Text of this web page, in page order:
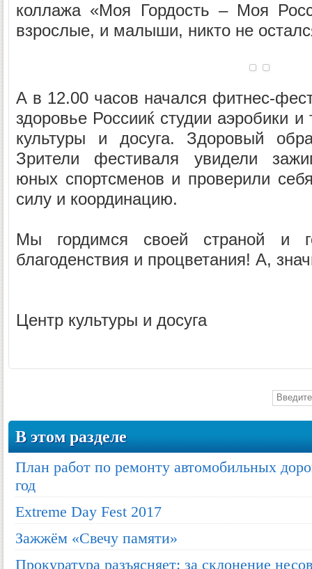
коллажа «Моя Гордость – Моя
взрослые, и малыши, никто не
А в 12.00 часов начался фитнес-
здоровье Россииќ студии аэробики
культуры и досуга. Здоровый
Зрители фестиваля увидели
юных спортсменов и проверили
силу и координацию.
Мы гордимся своей страной и
благоденствия и процветания! А,
Центр культуры и досуга
В этом разделе
План работ по ремонту автомобильных
год
Extreme Day Fest 2017
Зажжём «Свечу памяти»
Прокуратура разъясняет: за склонение